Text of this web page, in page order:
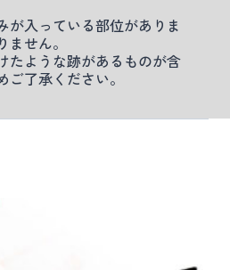
が入っている部位がありま
せん。
たような跡があるものが含
了承ください。